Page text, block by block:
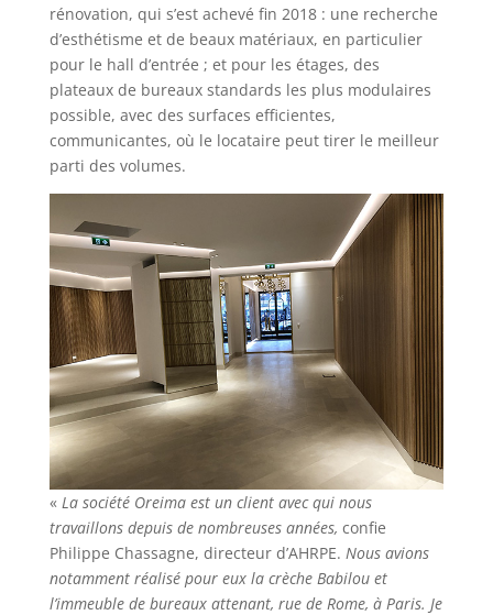
rénovation, qui s’est achevé fin 2018 : une recherche
d’esthétisme et de beaux matériaux, en particulier
pour le hall d’entrée ; et pour les étages, des
plateaux de bureaux standards les plus modulaires
possible, avec des surfaces efficientes,
communicantes, où le locataire peut tirer le meilleur
parti des volumes.
« La société Oreima est un client avec qui nous
travaillons depuis de nombreuses années, confie
Philippe Chassagne, directeur d’AHRPE. Nous avions
notamment réalisé pour eux la crèche Babilou et
l’immeuble de bureaux attenant, rue de Rome, à Paris. Je